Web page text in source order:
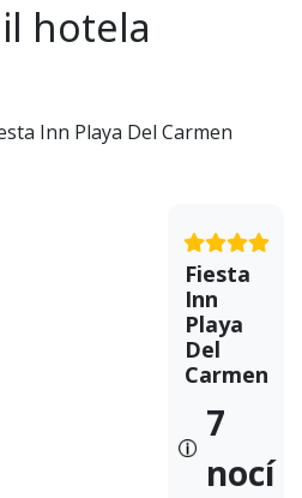
hotela
Inn Playa Del Carmen
Fiesta
Inn
Playa
Del
Carmen
7
nocí